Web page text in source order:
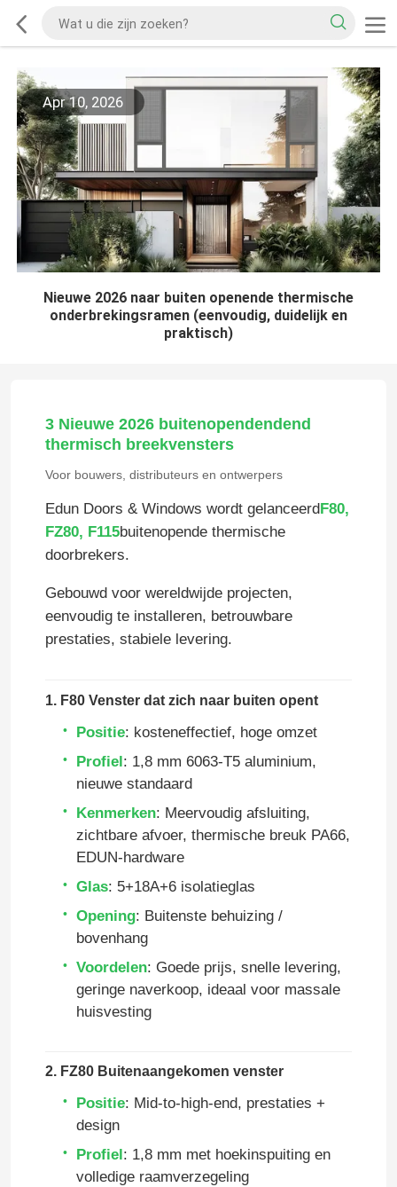
Apr 10, 2026
Nieuwe 2026 naar buiten openende thermische
onderbrekingsramen (eenvoudig, duidelijk en
praktisch)
3 Nieuwe 2026 buitenopendendend
thermisch breekvensters
Voor bouwers, distributeurs en ontwerpers
Edun Doors & Windows wordt gelanceerd F80,
FZ80, F115buitenopende thermische
doorbrekers.
Gebouwd voor wereldwijde projecten,
eenvoudig te installeren, betrouwbare
prestaties, stabiele levering.
1. F80 Venster dat zich naar buiten opent
Positie: kosteneffectief, hoge omzet
Profiel: 1,8 mm 6063‐T5 aluminium,
nieuwe standaard
Kenmerken: Meervoudig afsluiting,
zichtbare afvoer, thermische breuk PA66,
EDUN-hardware
Glas: 5+18A+6 isolatieglas
Opening: Buitenste behuizing /
bovenhang
Voordelen: Goede prijs, snelle levering,
geringe naverkoop, ideaal voor massale
huisvesting
2. FZ80 Buitenaangekomen venster
Positie: Mid-to-high-end, prestaties +
design
Profiel : 1,8 mm met hoekinspuiting en
volledige raamverzegeling